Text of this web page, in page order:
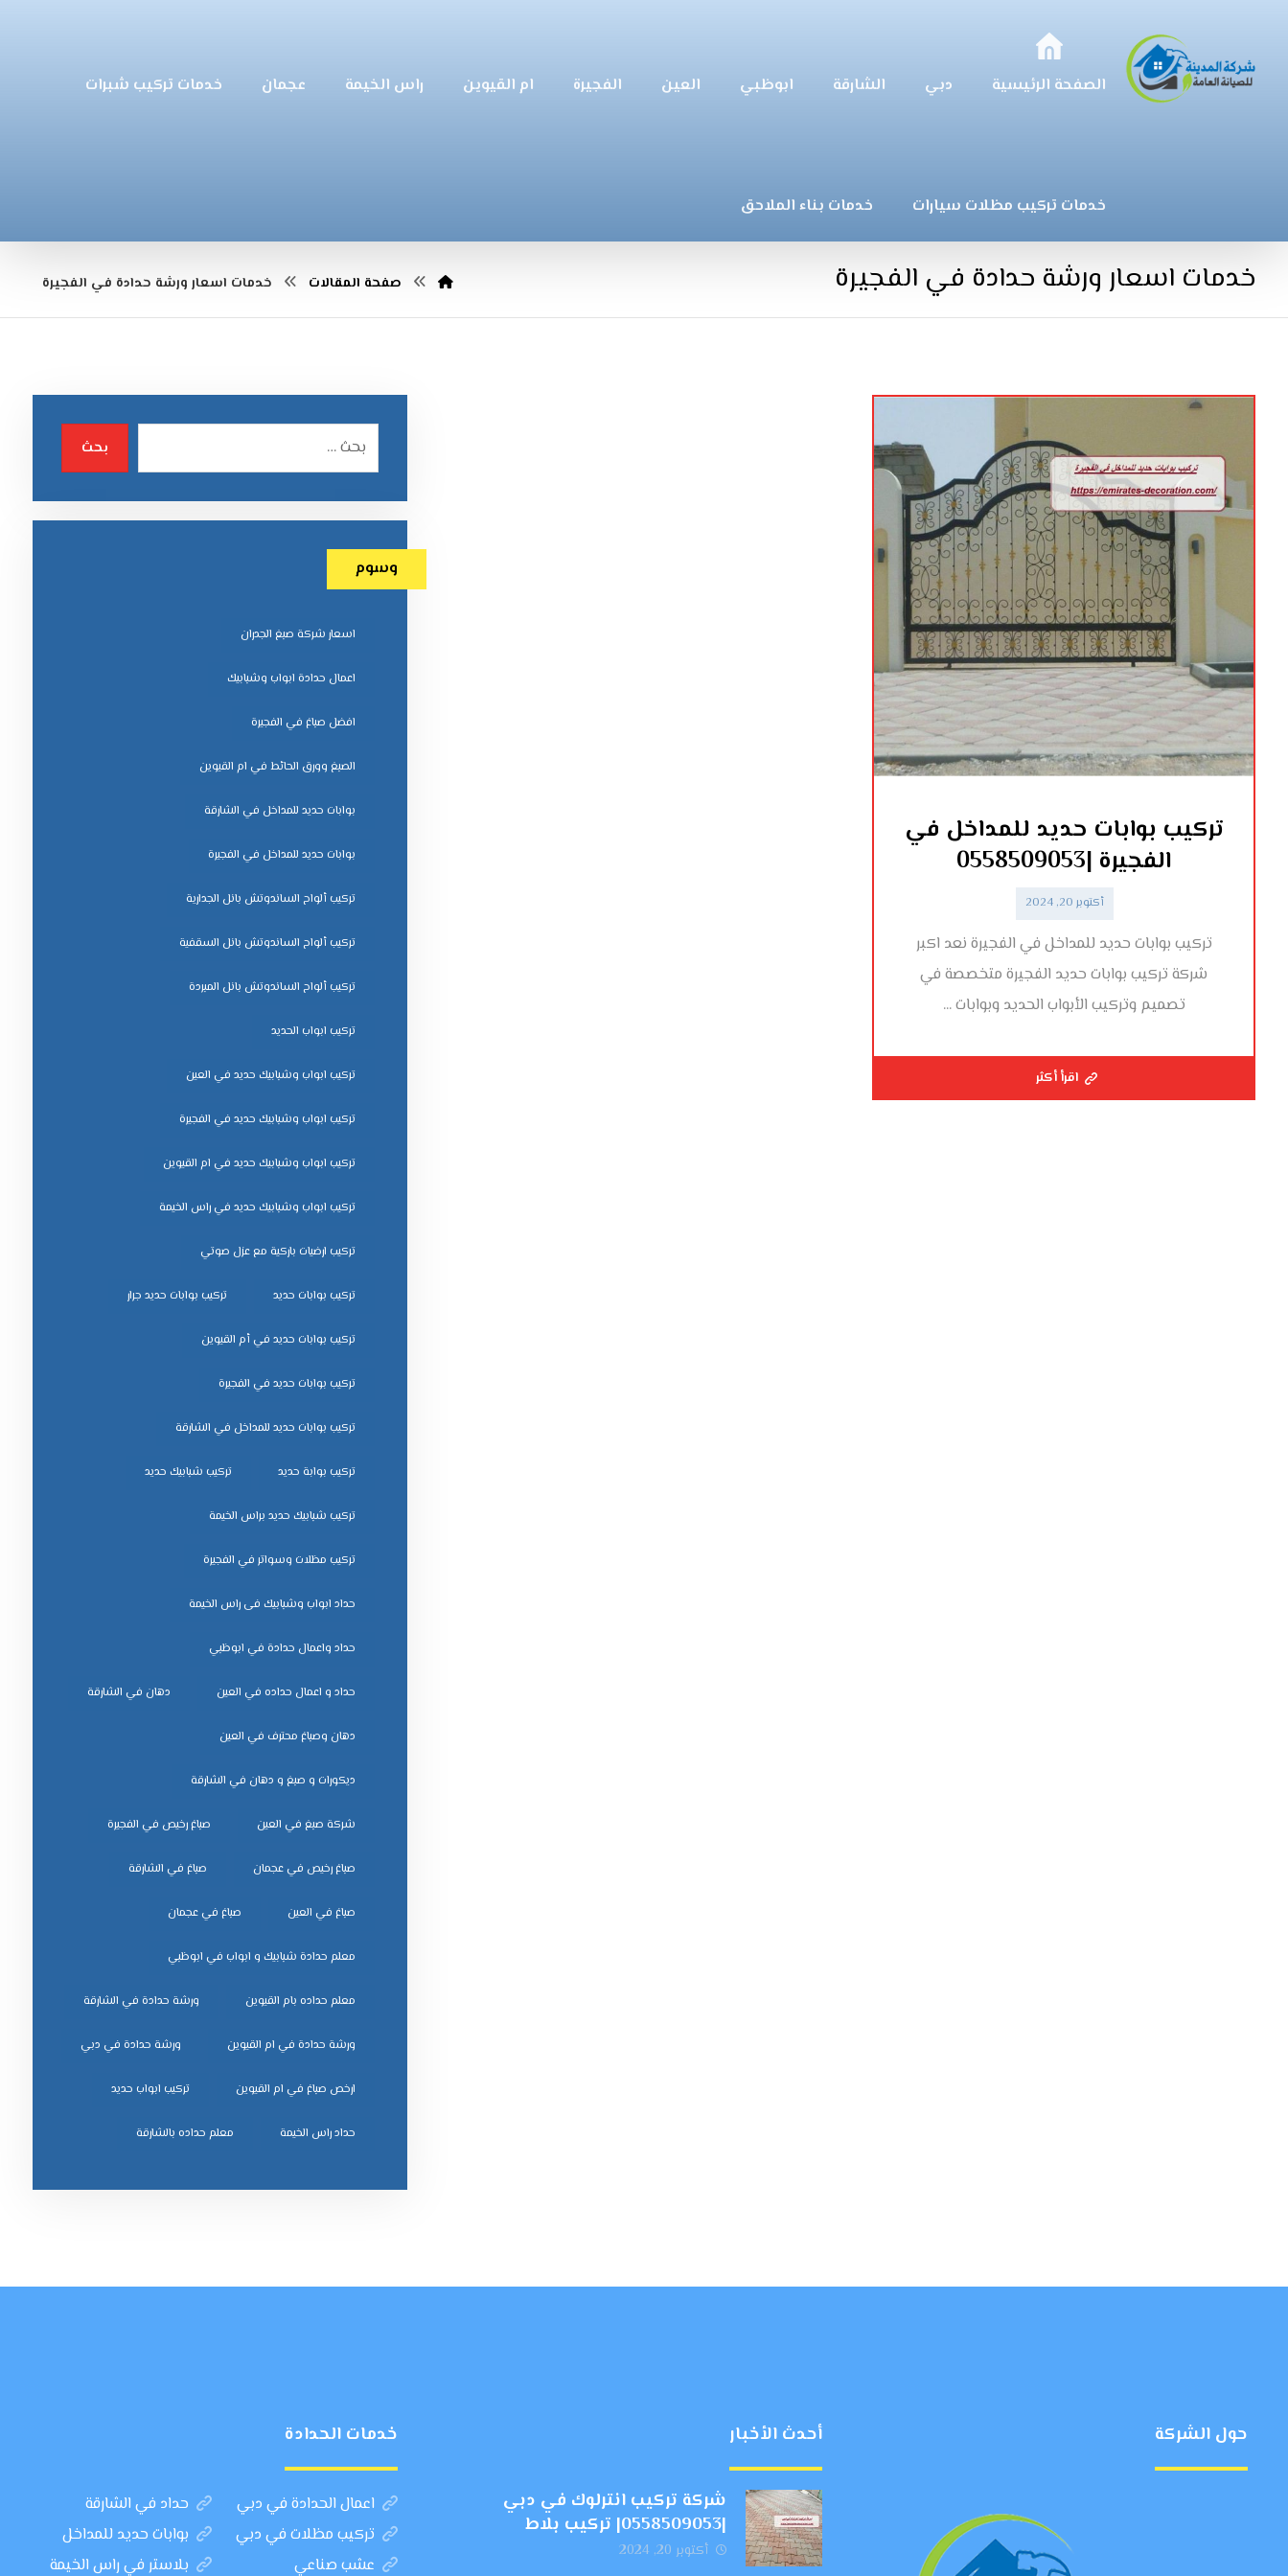
الصفحة الرئيسية دبي الشارقة ابوظبي العين الفجيرة ام القيوين راس الخيمة عجمان خدمات تركيب شبرات
خدمات تركيب مظلات سيارات خدمات بناء الملاحق
خدمات اسعار ورشة حدادة في الفجيرة صفحة المقالات خدمات اسعار ورشة حدادة في الفجيرة
تركيب بوابات حديد للمداخل في
الفجيرة |0558509053
أكتوبر 20, 2024
تركيب بوابات حديد للمداخل في الفجيرة نعد اكبر
شركة تركيب بوابات حديد الفجيرة متخصصة في
تصميم وتركيب الأبواب الحديد وبوابات ...
اقرأ أكثر
بحث
وسوم
اسعار شركة صبغ الجدران
اعمال حدادة ابواب وشبابيك
افضل صباغ في الفجيرة
الصبغ وورق الحائط في ام القيوين
بوابات حديد للمداخل في الشارقة
بوابات حديد للمداخل في الفجيرة
تركيب ألواح الساندوتش بانل الجدارية
تركيب ألواح الساندوتش بانل السقفية
تركيب ألواح الساندوتش بانل المبردة
تركيب ابواب الحديد
تركيب ابواب وشبابيك حديد في العين
تركيب ابواب وشبابيك حديد في الفجيرة
تركيب ابواب وشبابيك حديد في ام القيوين
تركيب ابواب وشبابيك حديد في راس الخيمة
تركيب ارضيات باركية مع عزل صوتي
تركيب بوابات حديد تركيب بوابات حديد جرار
تركيب بوابات حديد في أم القيوين
تركيب بوابات حديد في الفجيرة
تركيب بوابات حديد للمداخل في الشارقة
تركيب بوابة حديد تركيب شبابيك حديد
تركيب شبابيك حديد براس الخيمة
تركيب مظلات وسواتر في الفجيرة
حداد ابواب وشبابيك فى راس الخيمة
حداد واعمال حدادة في ابوظبي
حداد و اعمال حداده في العين دهان في الشارقة
دهان وصباغ محترف في العين
ديكورات و صبغ و دهان في الشارقة
شركة صبغ في العين صباغ رخيص في الفجيرة
صباغ رخيص في عجمان صباغ في الشارقة
صباغ في العين صباغ في عجمان
معلم حدادة شبابيك و ابواب في ابوظبي
معلم حداده بام القيوين ورشة حدادة في الشارقة
ورشة حدادة في ام القيوين ورشة حدادة في دبي
ﺗﺮﻛﻴﺐ اﺑﻮاب ﺣﺪﻳﺪ
ﺣﺪاد راس اﻟﺨﻴﻤﺔ ﻣﻌﻠﻢ ﺣﺪاده ﺑﺎﻟﺸﺎرﻗﺔ
حول الشركة أحدث الأخبار
شركة تركيب انترلوك في دبي
|0558509053| تركيب بلاط
أكتوبر 20, 2024
خدمات الحدادة
اعمال الحدادة في دبي
حداد في الشارقة
تركيب مظلات في دبي
بوابات حديد للمداخل
عشب صناعي
بلاستر في راس الخيمة